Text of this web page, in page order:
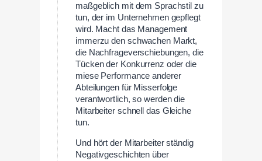
maßgeblich mit dem Sprachstil zu
tun, der im Unternehmen gepflegt
wird. Macht das Management
immerzu den schwachen Markt,
die Nachfrageverschiebungen, die
Tücken der Konkurrenz oder die
miese Performance anderer
Abteilungen für Misserfolge
verantwortlich, so werden die
Mitarbeiter schnell das Gleiche
tun.
Und hört der Mitarbeiter ständig
Negativgeschichten über